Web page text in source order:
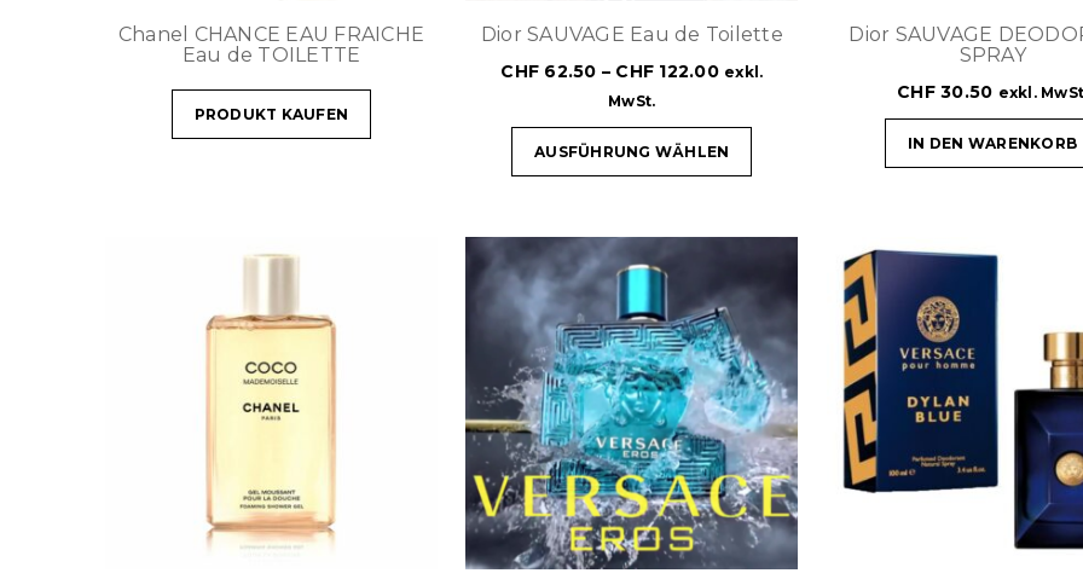
Chanel CHANCE EAU FRAICHE
Eau de TOILETTE
PRODUKT KAUFEN
Dior SAUVAGE Eau de Toilette
CHF 62.50 – CHF 122.00 exkl.
MwSt.
AUSFÜHRUNG WÄHLEN
Dior SAUVAGE
SPRAY
CHF30.50 exkl.
IN DEN WARENKORB